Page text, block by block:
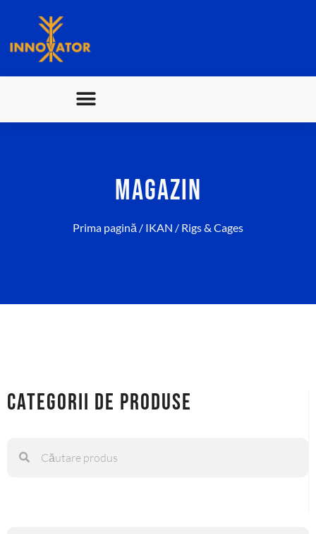
MAGAZIN
Prima pagină / IKAN / Rigs & Cages
Categorii de produse